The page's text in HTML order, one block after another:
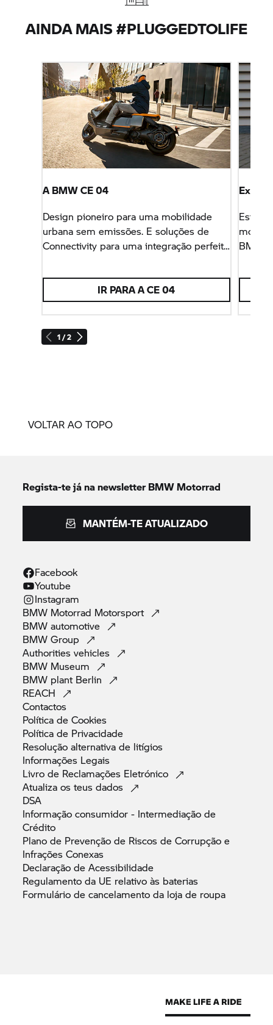
AINDA MAIS #PLUGGEDTOLIFE
1 / 2
A BMW CE 04
Design pioneiro para uma mobilidade
urbana sem emissões. E soluções de
Connectivity para uma integração perfeita
IR PARA ACE 04
Estás
BMW
nos
VOLTAR AO TOPO
Regista-te já na newsletterBMW Motorrad
MANTÉM-TE ATUALIZADO
Facebook
Youtube
Instagram
BMW Motorrad Motorsport
BMWautomotive
BMWGroup
Authoritiesvehicles
BMW Museum
BMW plant Berlin
REACH
Contactos
Política deCookies
Política de Privacidade
Resolução alternativa de litígios
Informações Legais
Livro de Reclamações Eletrónico
Atualiza os teusdados
DSA
Informação consumidor - Intermediação de
Crédito
Plano de Prevenção de Riscos de Corrupção e
InfraçõesConexas
Declaração deAcessibilidade
Regulamento da UE relativo às baterias
Formulário de cancelamento da loja de roupa